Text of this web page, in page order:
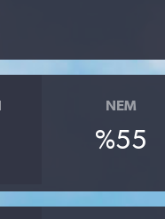
NEM
%55